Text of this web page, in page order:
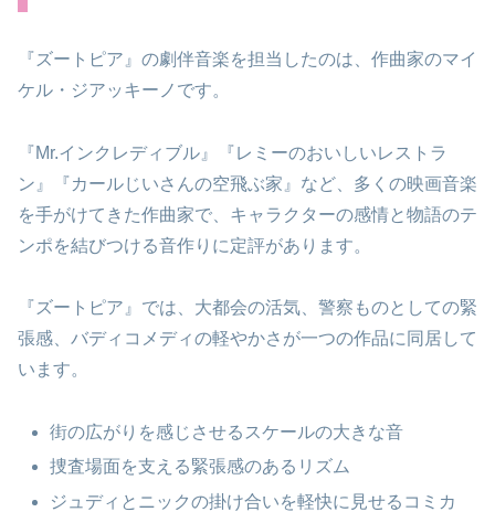
『ズートピア』の劇伴音楽を担当したのは、作曲家のマイ
ケル・ジアッキーノです。
『Mr.インクレディブル』『レミーのおいしいレストラ
ン』『カールじいさんの空飛ぶ家』など、多くの映画音楽
を手がけてきた作曲家で、キャラクターの感情と物語のテ
ンポを結びつける音作りに定評があります。
『ズートピア』では、大都会の活気、警察ものとしての緊
張感、バディコメディの軽やかさが一つの作品に同居して
います。
街の広がりを感じさせるスケールの大きな音
捜査場面を支える緊張感のあるリズム
ジュディとニックの掛け合いを軽快に見せるコミカ